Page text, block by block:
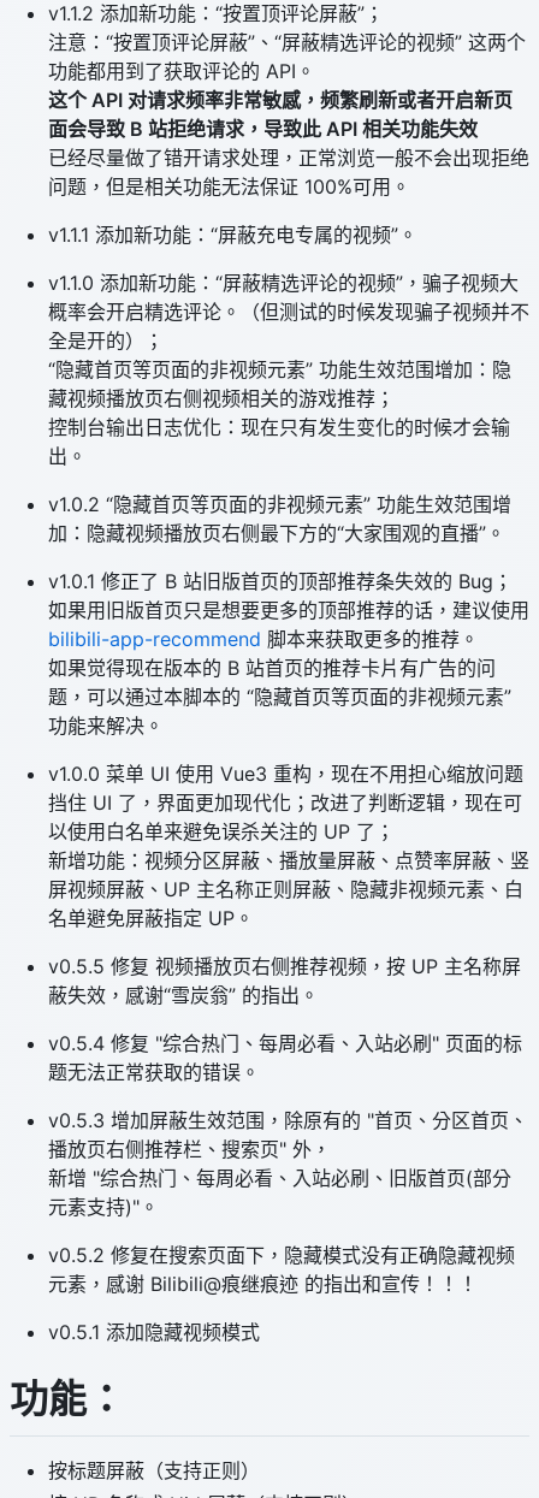
v1.1.2 添加新功能：“按置顶评论屏蔽”；
注意：“按置顶评论屏蔽”、“屏蔽精选评论的视频” 这两个
功能都用到了获取评论的 API。
这个 API 对请求频率非常敏感，频繁刷新或者开启新页
面会导致 B 站拒绝请求，导致此 API 相关功能失效
已经尽量做了错开请求处理，正常浏览一般不会出现拒绝
问题，但是相关功能无法保证 100%可用。
v1.1.1 添加新功能：“屏蔽充电专属的视频”。
v1.1.0 添加新功能：“屏蔽精选评论的视频”，骗子视频大
概率会开启精选评论。（但测试的时候发现骗子视频并不
全是开的）；
“隐藏首页等页面的非视频元素” 功能生效范围增加：隐
藏视频播放页右侧视频相关的游戏推荐；
控制台输出日志优化：现在只有发生变化的时候才会输
出。
v1.0.2 “隐藏首页等页面的非视频元素” 功能生效范围增
加：隐藏视频播放页右侧最下方的“大家围观的直播”。
v1.0.1 修正了 B 站旧版首页的顶部推荐条失效的 Bug；
如果用旧版首页只是想要更多的顶部推荐的话，建议使用
bilibili-app-recommend 脚本来获取更多的推荐。
如果觉得现在版本的 B 站首页的推荐卡片有广告的问
题，可以通过本脚本的 “隐藏首页等页面的非视频元素”
功能来解决。
v1.0.0 菜单 UI 使用 Vue3 重构，现在不用担心缩放问题
挡住 UI 了，界面更加现代化；改进了判断逻辑，现在可
以使用白名单来避免误杀关注的 UP 了；
新增功能：视频分区屏蔽、播放量屏蔽、点赞率屏蔽、竖
屏视频屏蔽、UP 主名称正则屏蔽、隐藏非视频元素、白
名单避免屏蔽指定 UP。
v0.5.5 修复 视频播放页右侧推荐视频，按 UP 主名称屏
蔽失效，感谢“雪炭翁” 的指出。
v0.5.4 修复 "综合热门、每周必看、入站必刷" 页面的标
题无法正常获取的错误。
v0.5.3 增加屏蔽生效范围，除原有的 "首页、分区首页、
播放页右侧推荐栏、搜索页" 外，
新增 "综合热门、每周必看、入站必刷、旧版首页(部分
元素支持)"。
v0.5.2 修复在搜索页面下，隐藏模式没有正确隐藏视频
元素，感谢 Bilibili@痕继痕迹 的指出和宣传！！！
v0.5.1 添加隐藏视频模式
功能：
按标题屏蔽（支持正则）